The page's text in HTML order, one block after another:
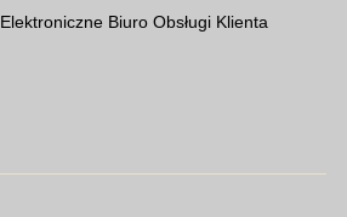
Elektroniczne Biuro Obsługi Klienta